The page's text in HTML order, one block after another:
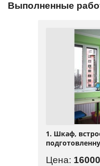
Выполненные
1. Шкаф,
Цена: 16000